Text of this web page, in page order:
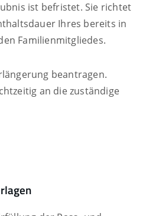
ist befristet. Sie richtet
Ihres bereits in
Familienmitgliedes.
beantragen.
an diezuständige